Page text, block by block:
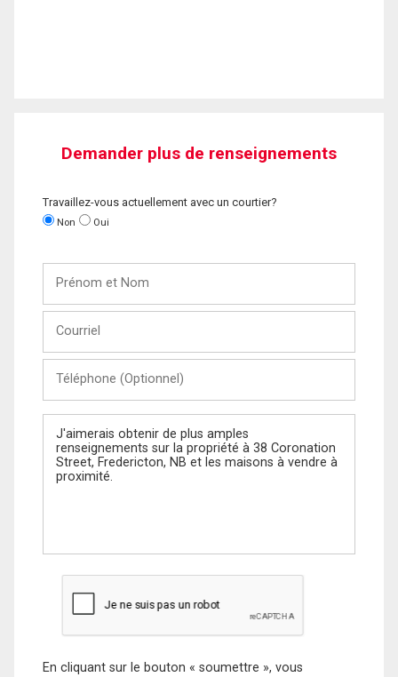
Demander plus de renseignements
Travaillez-vous actuellement avec un courtier?
Non Oui
Nom
(Optionnel)
Message
En cliquant sur le bouton « soumettre », vous